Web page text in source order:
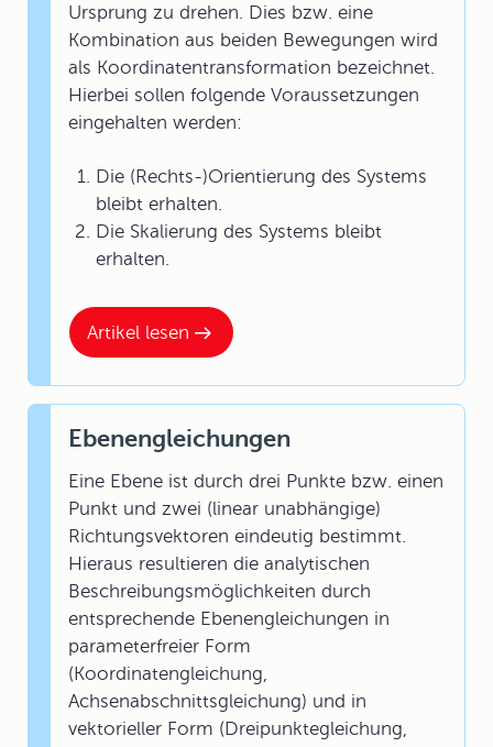
Artikel lesen
Ursprung zu drehen. Dies bzw. eine
Kombination aus beiden Bewegungen wird
als Koordinatentransformation bezeichnet.
Hierbei sollen folgende Voraussetzungen
eingehalten werden:
Die (Rechts-)Orientierung des Systems
bleibt erhalten.
Die Skalierung des Systems bleibt
erhalten.
Ebenengleichungen
Eine Ebene ist durch drei Punkte bzw. einen
Punkt und zwei (linear unabhängige)
Richtungsvektoren eindeutig bestimmt.
Hieraus resultieren die analytischen
Beschreibungsmöglichkeiten durch
entsprechende Ebenengleichungen in
parameterfreier Form
(Koordinatengleichung,
Achsenabschnittsgleichung) und in
vektorieller Form (Dreipunktegleichung,